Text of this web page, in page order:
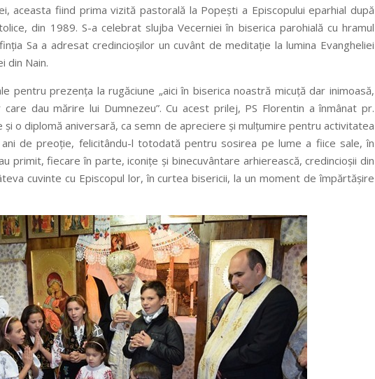
aceasta fiind prima vizită pastorală la Popești a Episcopului eparhial după
din 1989. S-a celebrat slujba Vecerniei în biserica parohială cu hramul
Sa a adresat credincioșilor un cuvânt de meditație la lumina Evangheliei
din Nain.
pentru prezența la rugăciune „aici în biserica noastră micuță dar inimoasă,
dau mărire lui Dumnezeu”. Cu acest prilej, PS Florentin a înmânat pr.
și o diplomă aniversară, ca semn de apreciere și mulțumire pentru activitatea
de preoție, felicitându-l totodată pentru sosirea pe lume a fiice sale, în
primit, fiecare în parte, iconițe și binecuvântare arhierească, credincioșii din
cuvinte cu Episcopul lor, în curtea bisericii, la un moment de împărtășire